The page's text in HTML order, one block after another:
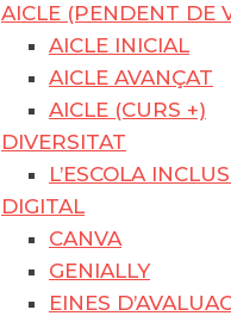
AICLE (PENDENT DE
AICLE INICIAL
AICLE AVANÇAT
AICLE (CURS +)
DIVERSITAT
L’ESCOLA
DIGITAL
CANVA
GENIALLY
EINES